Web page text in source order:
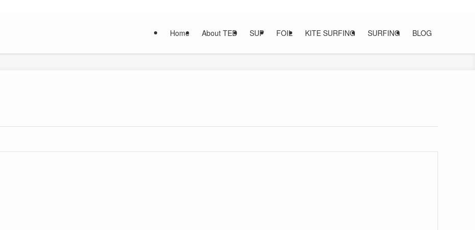
Home About TED SUP FOIL KITE SURFING SURFING BLOG